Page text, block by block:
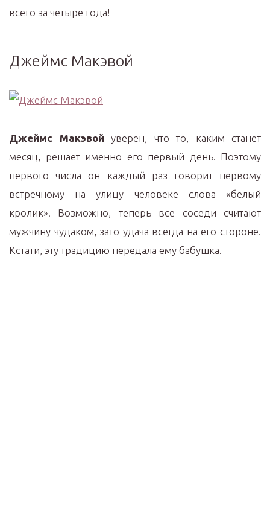
всего за четыре года!
Джеймс Макэвой
Джеймс Макэвой уверен, что то, каким станет
месяц, решает именно его первый день. Поэтому
первого числа он каждый раз говорит первому
встречному на улицу человеке слова «белый
кролик». Возможно, теперь все соседи считают
мужчину чудаком, зато удача всегда на его стороне.
Кстати, эту традицию передала ему бабушка.